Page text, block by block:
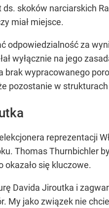
skoków narciarskich
miał miejsce.
odpowiedzialność za
wyłącznie na jego
wypracowanego
pozostanie w
reprezentacji
Thomas Thurnbichler
okazało się kluczowe.
Davida Jiroutka i
My jako związek nie